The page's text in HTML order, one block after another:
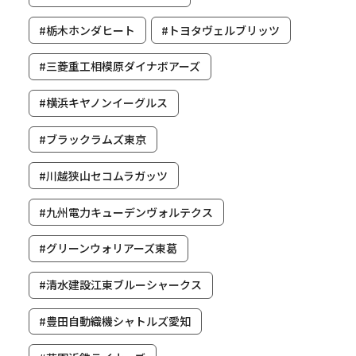
#栃木ホンダヒート #トヨタヴェルブリッツ
#三菱重工相模原ダイナボアーズ
#横浜キヤノンイーグルス
#ブラックラムズ東京
#川越狭山セコムラガッツ
#九州電力キューデンヴォルテクス
#グリーンウォリアーズ東葛
#清水建設江東ブルーシャークス
#豊田自動織機シャトルズ愛知